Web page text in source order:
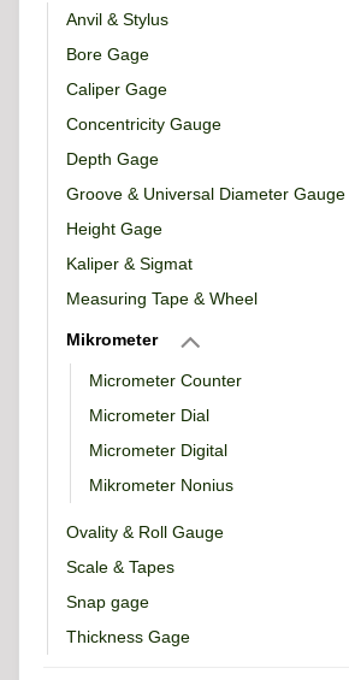
Anvil & Stylus
Bore Gage
Caliper Gage
Concentricity Gauge
Depth Gage
Groove & Universal Diameter Gauge
Height Gage
Kaliper & Sigmat
Measuring Tape & Wheel
Mikrometer
Micrometer Counter
Micrometer Dial
Micrometer Digital
Mikrometer Nonius
Ovality & Roll Gauge
Scale & Tapes
Snap gage
Thickness Gage